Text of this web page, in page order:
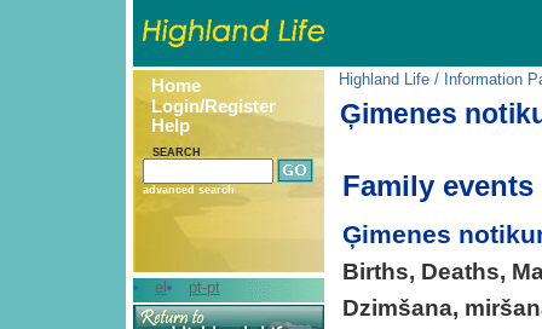
Home
Login/Register
Help
SEARCH
advanced search
el pt-pt
Highland Life / Information
Ģimenes
Family events
Ģimenes
Births, Deaths,
Dzimšana,